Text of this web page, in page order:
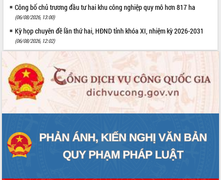
Công bố chủ trương đầu tư hai khu công nghiệp quy mô hơn 817 ha
(06/08/2026, 13:00)
Kỳ họp chuyên đề lần thứ hai, HĐND tỉnh khóa XI, nhiệm kỳ 2026-2031
(06/08/2026, 12:02)